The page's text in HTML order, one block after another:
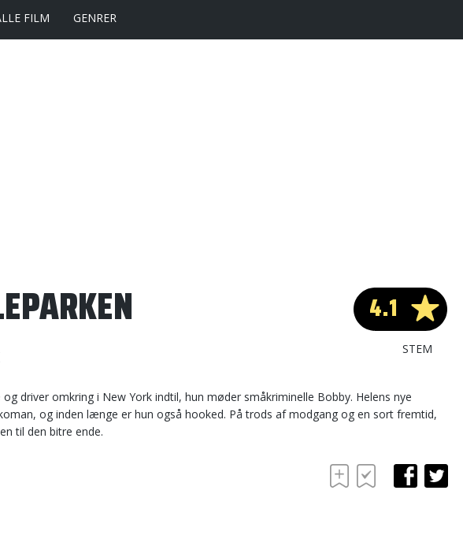
FILM GENRER
4.1
STEM
driver omkring i New York indtil, hun møder småkriminelle Bobby. Helens nye
og inden længe er hun også hooked. På trods af modgang og en sort fremtid,
til den bitre ende.